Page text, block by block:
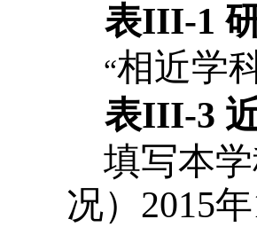
表III-1
“相近学
表III-3
填写本
况） 2015年